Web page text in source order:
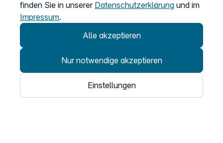
Easybell-App
Anleitung
finden Sie in unserer Datenschutzerklärung und im
Impressum.
Alle akzeptieren
Nur notwendige akzeptieren
Einstellungen